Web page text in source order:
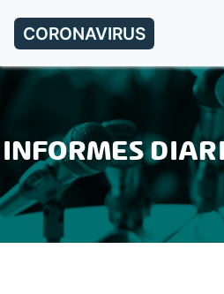
CORONAVIRUS
INFORMES